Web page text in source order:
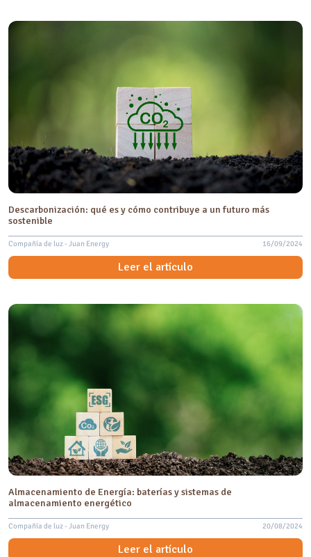
Descarbonización: qué es y cómo contribuye a un futuro más
sostenible
Compañía de luz - Juan Energy 16/09/2024
Leer el artículo
Almacenamiento de Energía: baterías y sistemas de
almacenamiento energético
Compañía de luz - Juan Energy 20/08/2024
Leer el artículo